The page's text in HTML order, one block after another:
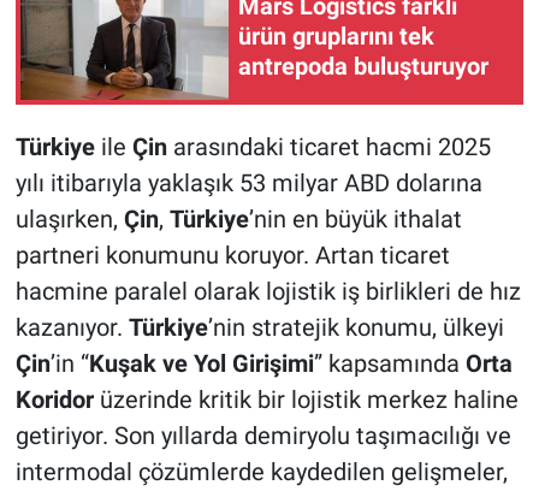
Mars Logistics farklı
ürün gruplarını tek
antrepoda buluşturuyor
Türkiyeile Çinarasındaki ticaret hacmi 2025
yılı itibarıyla yaklaşık 53 milyar ABD dolarına
ulaşırken, Çin, Türkiye’nin en büyük ithalat
partneri konumunu koruyor. Artan ticaret
hacmine paralel olarak lojistik iş birlikleri de hız
kazanıyor. Türkiye’nin stratejik konumu, ülkeyi
Çin’in “Kuşak ve Yol Girişimi” kapsamında Orta
Koridorüzerinde kritik bir lojistik merkez haline
getiriyor. Son yıllarda demiryolu taşımacılığı ve
intermodal çözümlerde kaydedilen gelişmeler,